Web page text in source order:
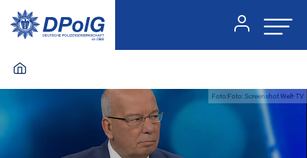
Foto:Foto: Screenshot Welt-TV